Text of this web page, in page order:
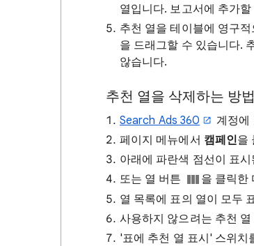
열입니다. 보고서에 추가
추천 열을 테이블에 영구
을 드래그할 수 있습니다.
않습니다.
추천 열을 삭제하는 방법
Search Ads 360
계정에
페이지 메뉴에서 캠페인을
아래에 파란색 점선이 표
또는 열 버튼
을 클릭한
열 목록에 표의 열이 모두
사용하지 않으려는 추천
'표에 추천 열 표시' 스위치